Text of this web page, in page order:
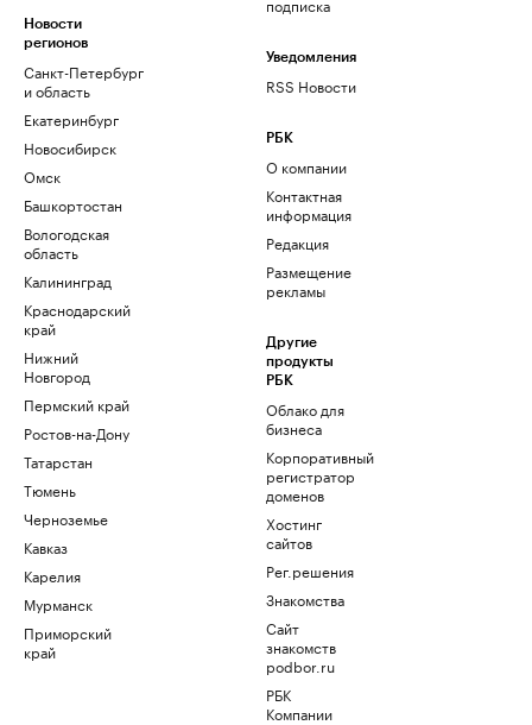
Новости
регионов
Санкт-Петербург
и область
Екатеринбург
Новосибирск
Омск
Башкортостан
Вологодская
область
Калининград
Краснодарский
край
Нижний
Новгород
Пермский край
Ростов-на-Дону
Татарстан
Тюмень
Черноземье
Кавказ
Карелия
Мурманск
Приморский
край
Уведомления
RSS Новости
РБК
О компании
Контактная
информация
Редакция
Размещение
рекламы
Другие
продукты
РБК
Облако для
бизнеса
Корпоративный
регистратор
доменов
Хостинг
сайтов
Рег.решения
Знакомства
Сайт
знакомств
podbor.ru
РБК
Компании